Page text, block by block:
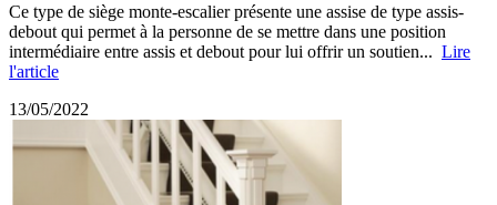
Ce type de siège monte-escalier présente une assise de type assis-
debout qui permet à la personne de se mettre dans une position
intermédiaire entre assis et debout pour lui offrir un soutien... Lire
l'article
13/05/2022